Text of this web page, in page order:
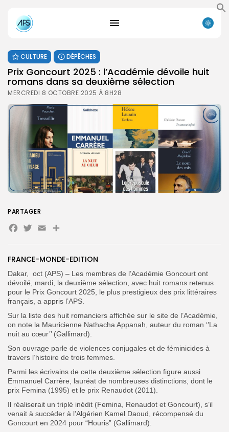
Search
Button
FR
CULTURE DÉPÊCHES
Prix Goncourt 2025 : l’Académie dévoile huit
romans dans sa deuxième sélection
MERCREDI 8 OCTOBRE 2025 À 8H28
FRANCE-MONDE-EDITION
Dakar, oct (APS) – Les membres de l’Académie Goncourt ont
dévoilé, mardi, la deuxième sélection, avec huit romans retenus
pour le Prix Goncourt 2025, le plus prestigieux des prix littéraires
français, a appris l’APS.
Sur la liste des huit romanciers affichée sur le site de l’Académie,
on note la Mauricienne Nathacha Appanah, auteur du roman ‘’La
nuit au cœur’’ (Gallimard).
Son ouvrage parle de violences conjugales et de féminicides à
travers l’histoire de trois femmes.
Parmi les écrivains de cette deuxième sélection figure aussi
Emmanuel Carrère, lauréat de nombreuses distinctions, dont le
prix Femina (1995) et le prix Renaudot (2011).
Il réaliserait un triplé inédit (Femina, Renaudot et Goncourt), s’il
venait à succéder à l’Algérien Kamel Daoud, récompensé du
Goncourt en 2024 pour “Houris” (Gallimard).
PARTAGER
Facebook
Twitter
EmailPartager